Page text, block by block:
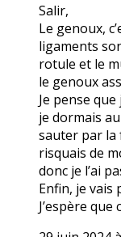
Salir,
Le genoux,
ligaments
rotule et le
le genoux
Je pense
je dormais
sauter par la
risquais de
donc je l’ai
Enfin, je vais
J’espère